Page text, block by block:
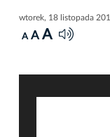
wtorek, 18 listopada
A A A